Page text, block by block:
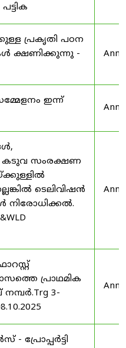
പ്രകൃതി പഠന
ക്ഷണിക്കുന്നു -
ഇന്ന്
കടുവ സംരക്ഷണ
ടെലിവിഷൻ
നിരോധിക്കൽ.
പ്രാഥമിക
3-
- പ്രോപ്പർട്ടി